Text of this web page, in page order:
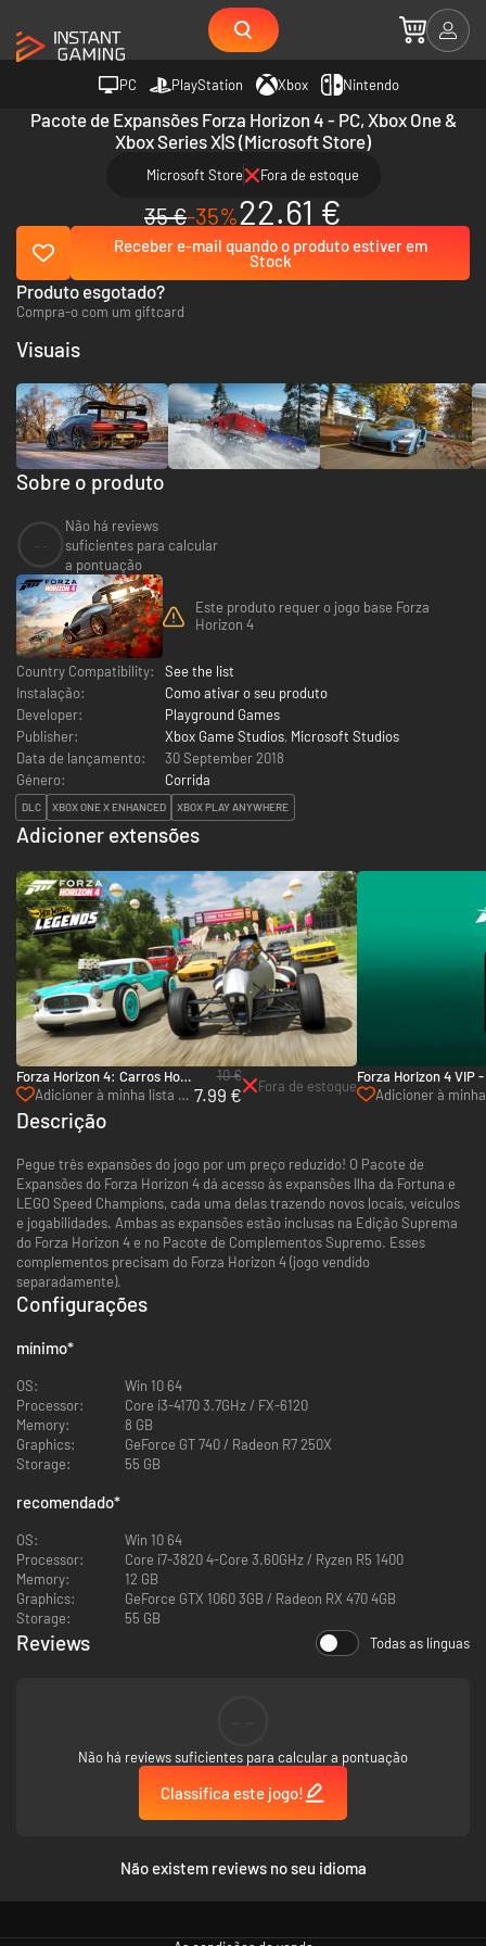
PC PlayStation Xbox Nintendo
Pacote de Expansões Forza Horizon 4 - PC, Xbox One &
Xbox Series X|S (Microsoft Store)
Microsoft Store Fora de estoque
35 €-35%22.61 €
Receber e-mail quando o produto estiver em
Stock
Produto esgotado?
Compra-o com um giftcard
Sobre o produto
Não há reviews
suficientes para calcular
a pontuação
Este produto requer o jogo base Forza
Horizon 4
Country Compatibility:
See the list
Instalação:
Como ativar o seu produto
Developer:
Playground Games
Publisher:
Xbox Game Studios, Microsoft Studios
Data de lançamento:
30 September 2018
Género:
Corrida
DLC XBOX ONE X ENHANCED XBOX PLAY ANYWHERE
Adicioner extensões
Forza Horizon 4: Carros Hot
Wheels Legends - PC, Xbox
One & Xbox Series X|S
(Microsoft Store)
Adicioner à minha lista de
desejos
10 €
7.99 € Fora de estoque
Forza Horizon 4 VIP
Xbox One (Microsoft
Adicioner à
Visuais
Descrição
Pegue três expansões do jogo por um preço reduzido! O Pacote de
Expansões do Forza Horizon 4 dá acesso às expansões Ilha da Fortuna e
LEGO Speed Champions, cada uma delas trazendo novos locais, veículos
e jogabilidades. Ambas as expansões estão inclusas na Edição Suprema
do Forza Horizon 4 e no Pacote de Complementos Supremo. Esses
complementos precisam do Forza Horizon 4 (jogo vendido
separadamente).
Configurações
mínimo*
OS:
Win 10 64
Processor:
Core i3-4170 3.7GHz / FX-6120
Memory:
8 GB
Graphics:
GeForce GT 740 / Radeon R7 250X
Storage:
55 GB
recomendado*
OS:
Win 10 64
Processor:
Core i7-3820 4-Core 3.60GHz / Ryzen R5 1400
Memory:
12 GB
Graphics:
GeForce GTX 1060 3GB / Radeon RX 470 4GB
Storage:
55 GB
Reviews Todas as línguas
Não há reviews suficientes para calcular a pontuação
Classifica este jogo!
Não existem reviews no seu idioma